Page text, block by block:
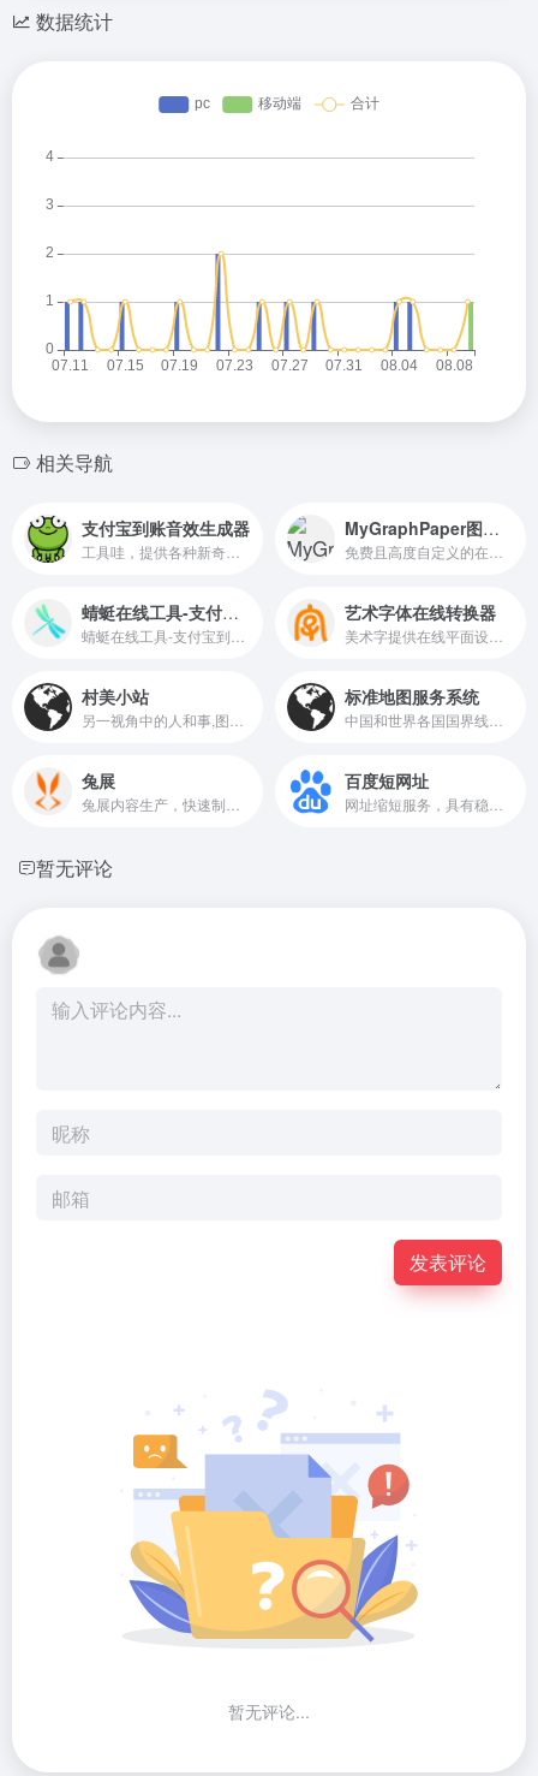
数据统计
相关导航
支付宝到账音效生成器 MyGraphPaper图形方格纸
蜻蜓在线工具-支付宝到账语音 艺术字体在线转换器
村美小站 标准地图服务系统
兔展 百度短网址
暂无评论
发表评论
暂无评论...